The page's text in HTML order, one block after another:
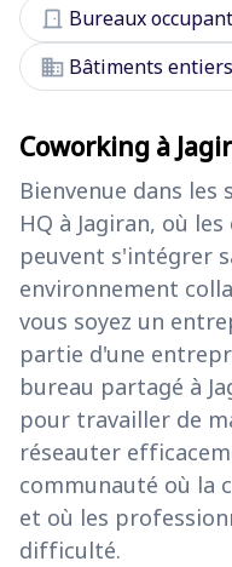
door_front Bureaux
domain Bâtiments entiers
Coworking à
Bienvenue dans
HQ à Jagiran, où
peuvent s'intégrer
environnement
vous soyez un
partie d'une
bureau partagé à
pour travailler de
réseauter
communauté où la
et où les
difficulté.